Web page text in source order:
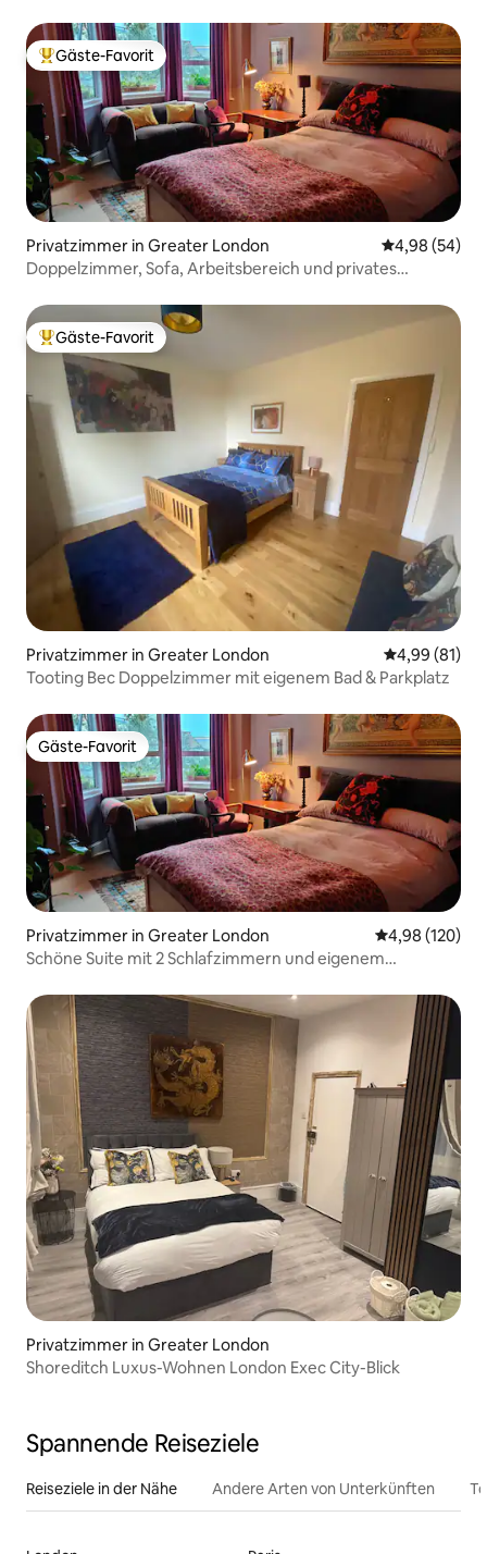
Beliebter Gäste-Favorit.
Gäste-Favorit
Privatzimmer in Greater London
4,98 (54)
Doppelzimmer, Sofa, Arbeitsbereich und privates
Beliebter Gäste-Favorit.
Gäste-Favorit
Privatzimmer in Greater London
4,99 (81)
Tooting Bec Doppelzimmer mit eigenem Bad & Parkplatz
Gäste-Favorit
Gäste-Favorit
Privatzimmer in Greater London
4,98 (120)
Schöne Suite mit 2 Schlafzimmern und eigenem
Privatzimmer in Greater London
Shoreditch Luxus-Wohnen London Exec City-Blick
Spannende Reiseziele
Reiseziele in der Nähe Andere Arten von Unterkünften